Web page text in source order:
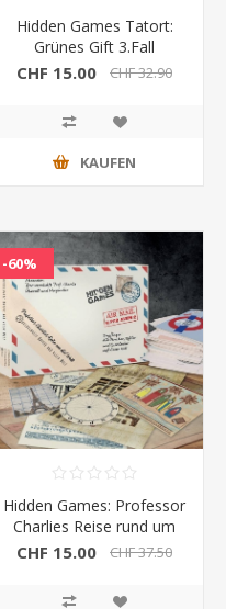
Hidden Games Tatort:
Grünes Gift 3.Fall
CHF 15.00 CHF 32.90
KAUFEN
-60%
Hidden Games: Professor
Charlies Reise rund um
die Welt
CHF 15.00 CHF 37.50